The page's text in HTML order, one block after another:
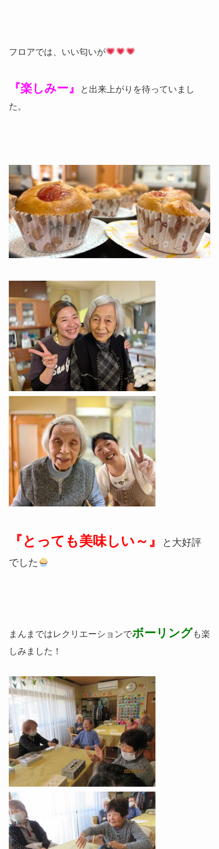
フロアでは、いい匂いが
『楽しみー』
と出来上がりを待っていまし
た。
『とっても美味しい～』
と大好評
でした
まんまではレクリエーションでボーリングも楽
しみました！